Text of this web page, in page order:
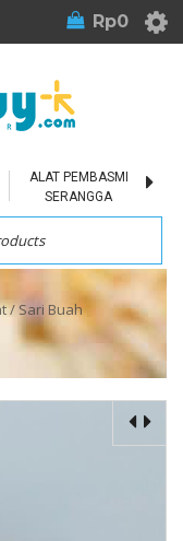
Rp0
ALAT PEMBASMI
SERANGGA
/ Sari Buah